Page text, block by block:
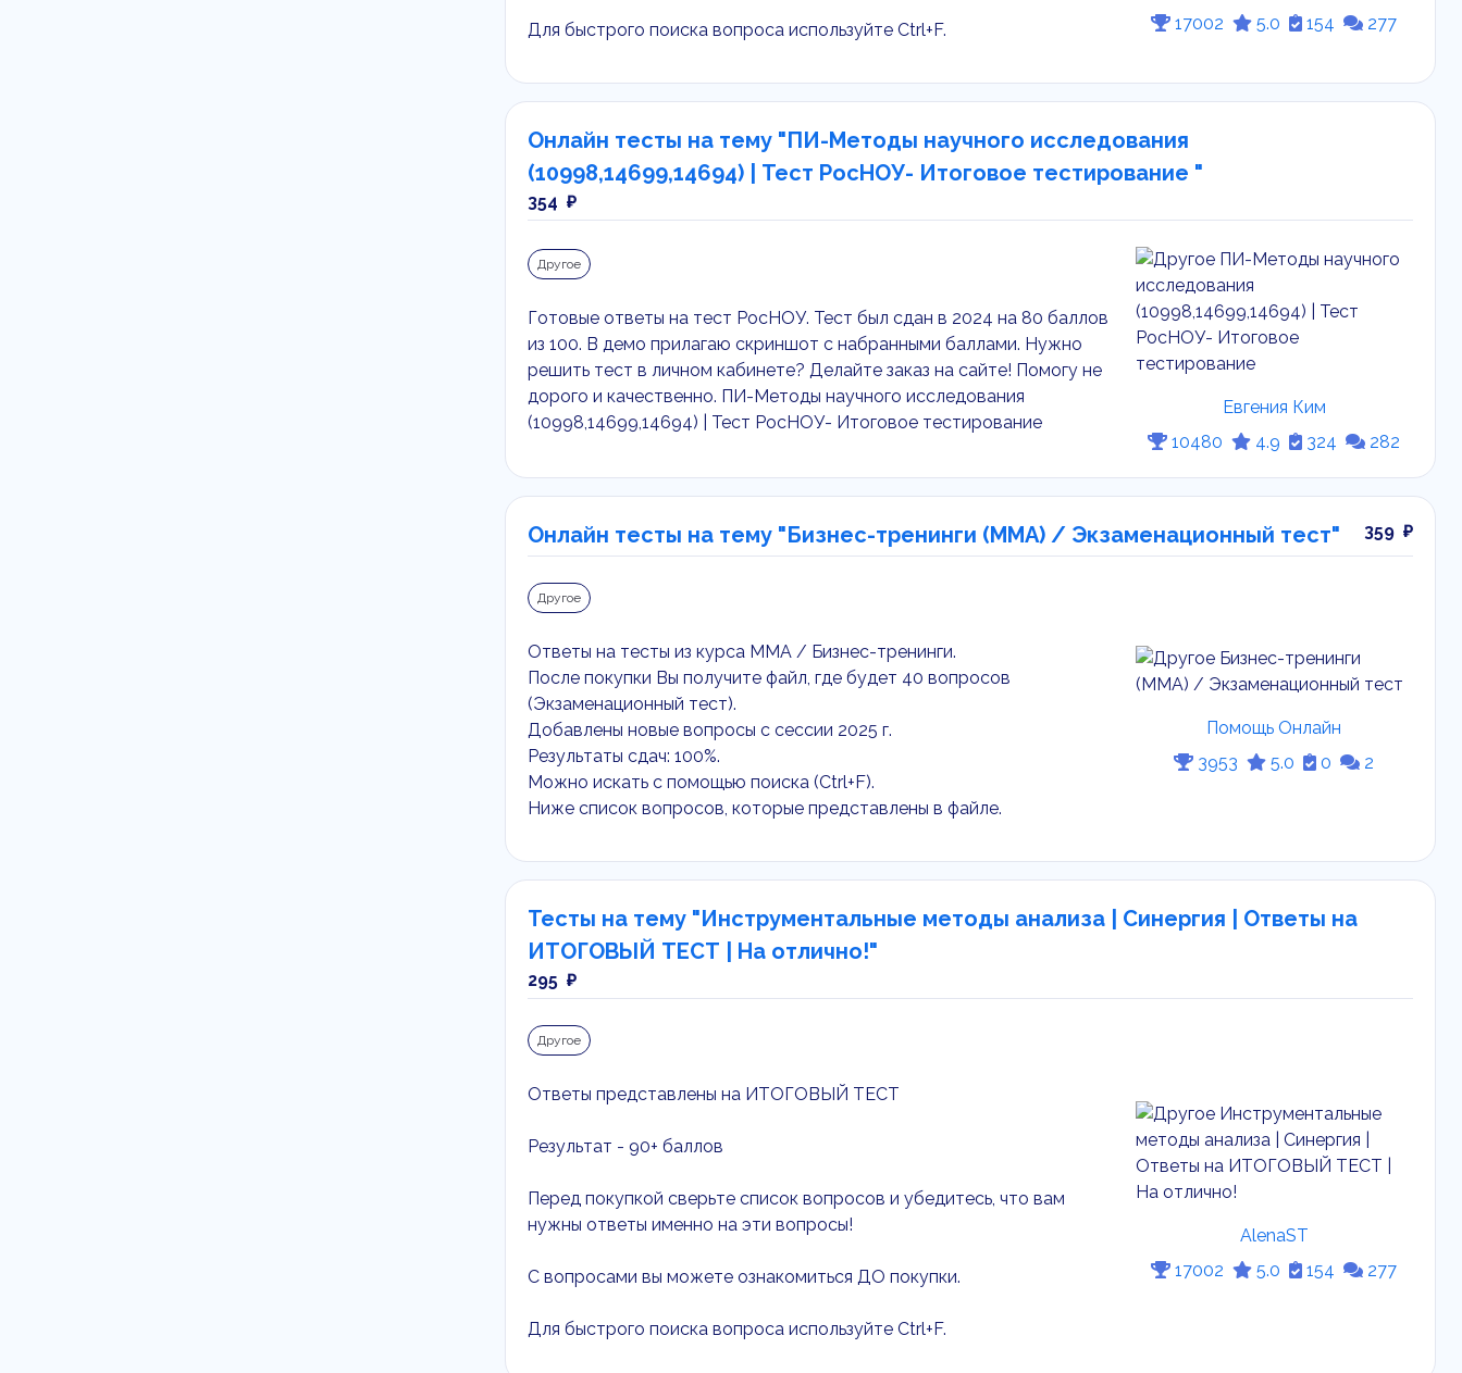
Для быстрого поиска вопроса используйте Ctrl+F.
17002
5.0 154 277
Онлайн тесты на тему "ПИ-Методы научного исследования
(10998,14699,14694) | Тест РосНОУ- Итоговое тестирование "
354 ₽
Другое
Готовые ответы на тест РосНОУ. Тест был сдан в 2024 на 80 баллов
из 100. В демо прилагаю скриншот с набранными баллами. Нужно
решить тест в личном кабинете? Делайте заказ на сайте! Помогу не
дорого и качественно. ПИ-Методы научного исследования
(10998,14699,14694) | Тест РосНОУ- Итоговое тестирование
Евгения Ким
10480
4.9 324 282
Онлайн тесты на тему "Бизнес-тренинги (ММА) / Экзаменационный тест" 359 ₽
Другое
Ответы на тесты из курса ММА / Бизнес-тренинги.
После покупки Вы получите файл, где будет 40 вопросов
(Экзаменационный тест).
Добавлены новые вопросы с сессии 2025 г.
Результаты сдач: 100%.
Можно искать с помощью поиска (Ctrl+F).
Ниже список вопросов, которые представлены в файле.
Помощь Онлайн
3953
5.0 0 2
Тесты на тему "Инструментальные методы анализа | Синергия | Ответы на
ИТОГОВЫЙ ТЕСТ | На отлично!"
295 ₽
Другое
Ответы представлены на ИТОГОВЫЙ ТЕСТ
Результат - 90+ баллов
Перед покупкой сверьте список вопросов и убедитесь, что вам
нужны ответы именно на эти вопросы!
С вопросами вы можете ознакомиться ДО покупки.
Для быстрого поиска вопроса используйте Ctrl+F.
AlenaST
17002
5.0 154 277